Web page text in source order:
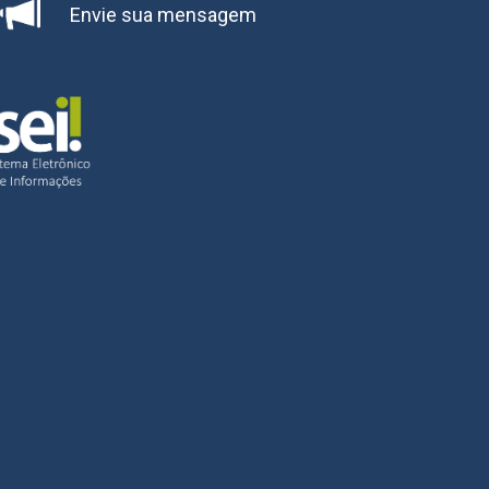
Envie sua mensagem